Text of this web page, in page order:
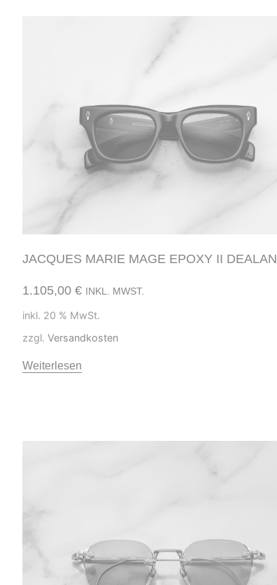
JACQUES MARIE MAGE EPOXY II DEALAN
1.105,00 € INKL. MWST.
inkl. 20 % MwSt.
zzgl. Versandkosten
Weiterlesen